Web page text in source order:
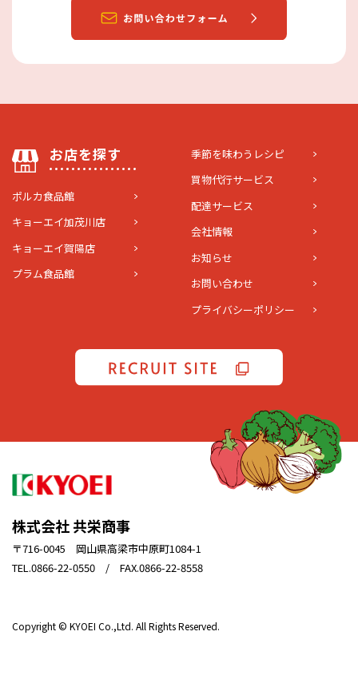
お店を探す
ポルカ食品館
キョーエイ加茂川店
キョーエイ賀陽店
プラム食品館
季節を味わうレシピ
買物代行サービス
配達サービス
会社情報
お知らせ
お問い合わせ
プライバシーポリシー
株式会社 共栄商事
〒716-0045 岡山県高梁市中原町1084-1
TEL.0866-22-0550 / FAX.0866-22-8558
Copyright © KYOEI Co.,Ltd. All Rights Reserved.